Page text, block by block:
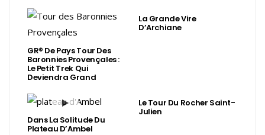
GR® De Pays Tour Des
Baronnies Provençales :
Le Petit Trek Qui
Deviendra Grand
La Grande Vire
D’Archiane
Dans La Solitude Du
Plateau D’Ambel
Le Tour Du Rocher Saint-
Julien